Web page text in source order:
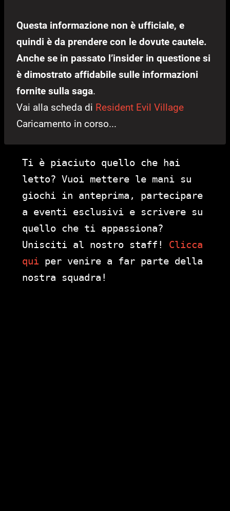
Questa informazione non è ufficiale, e
quindi è da prendere con le dovute cautele.
Anche se in passato l’insider in questione si
è dimostrato affidabile sulle informazioni
fornite sulla saga.
Vai alla scheda di Resident Evil Village
Caricamento in corso...
Ti è piaciuto quello che hai
letto? Vuoi mettere le mani su
giochi in anteprima, partecipare
a eventi esclusivi e scrivere su
quello che ti appassiona?
Unisciti al nostro staff! Clicca
qui per venire a far parte della
nostra squadra!